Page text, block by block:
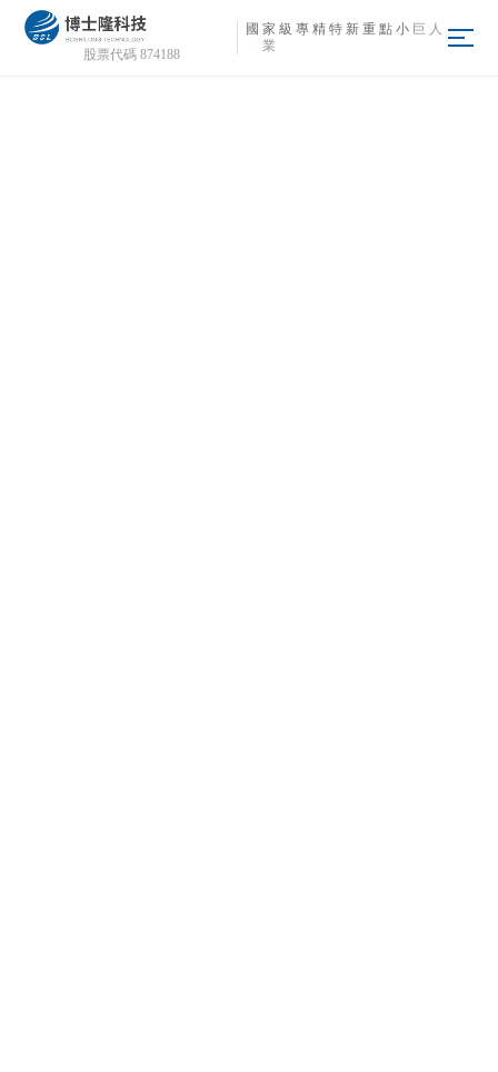
忍者神龟电影,不可抗拒的你ID中字,岁月电视剧,探秘地球,年轻善良的子3,黑皮辣妹是
我的兄弟第一季免费 ,电影时光,电波女与青春男op
股票代碼 874188
國 家 級 專 精 特 新 重 點 小 巨 人
業